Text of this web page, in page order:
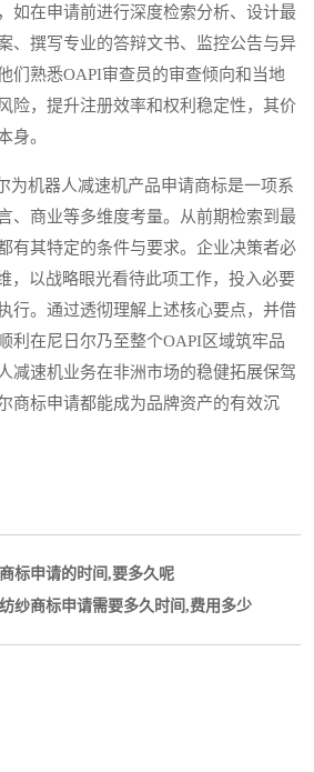
如在申请前进行深度检索分析、设计最
、撰写专业的答辩文书、监控公告与异
们熟悉OAPI审查员的审查倾向和当地
险，提升注册效率和权利稳定性，其价
身。
机器人减速机产品申请商标是一项系
、商业等多维度考量。从前期检索到最
有其特定的条件与要求。企业决策者必
，以战略眼光看待此项工作，投入必要
行。通过透彻理解上述核心要点，并借
利在尼日尔乃至整个OAPI区域筑牢品
减速机业务在非洲市场的稳健拓展保驾
商标申请都能成为品牌资产的有效沉
标申请的时间,要多久呢
纱商标申请需要多久时间,费用多少